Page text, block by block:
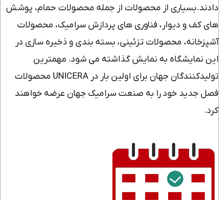
دادند.بسیاری از محصولات از جمله محصولات حمام، پوشش
های کف و دیوار، فناوری های پردازش سرامیک، محصولات
آشپزخانه، محصولات تزئینی، بسته بندی و ذخیره سازی در
این نمایشگاه به نمایش گذاشته می شود. مهمترین
تولیدکنندگان جهان برای اولین بار در UNICERA محصولات
فصل جدید خود را به صنعت سرامیک جهان عرضه خواهند
کرد.